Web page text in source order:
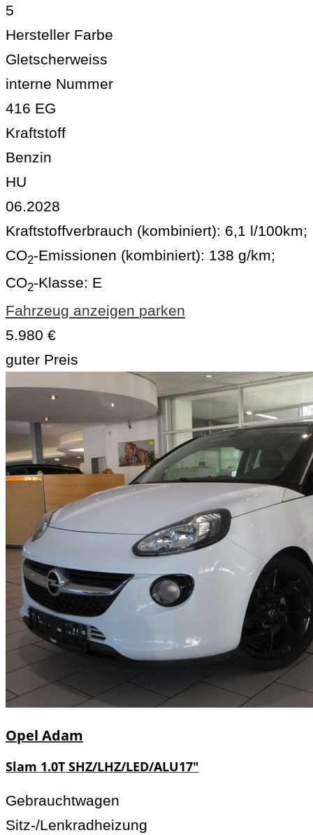
5
Hersteller Farbe
Gletscherweiss
interne Nummer
416 EG
Kraftstoff
Benzin
HU
06.2028
Kraftstoffverbrauch (kombiniert): 6,1 l/100km;
CO2-Emissionen (kombiniert): 138 g/km;
CO2-Klasse: E
Fahrzeug anzeigen parken
5.980 €
guter Preis
Opel Adam
Slam 1.0T SHZ/LHZ/LED/ALU17"
Gebrauchtwagen
Sitz-/Lenkradheizung